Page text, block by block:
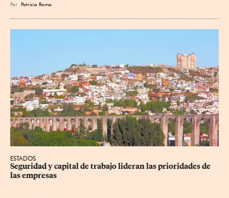
Por Patricia Romo
ESTADOS
Seguridad y capital de trabajo lideran las prioridades de
las empresas